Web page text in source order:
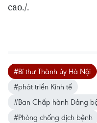
cao./.
#Bí thư Thành ủy Hà Nội
#phát triển Kinh tế
#Ban Chấp hành Đảng
#Phòng chống dịch bệnh